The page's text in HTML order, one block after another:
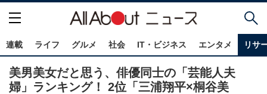
連載 ライフ グルメ 社会 IT・ビジネス エンタメ リサ
美男美女だと思う、俳優同士の「芸能人夫
婦」ランキング！ 2位「三浦翔平×桐谷美